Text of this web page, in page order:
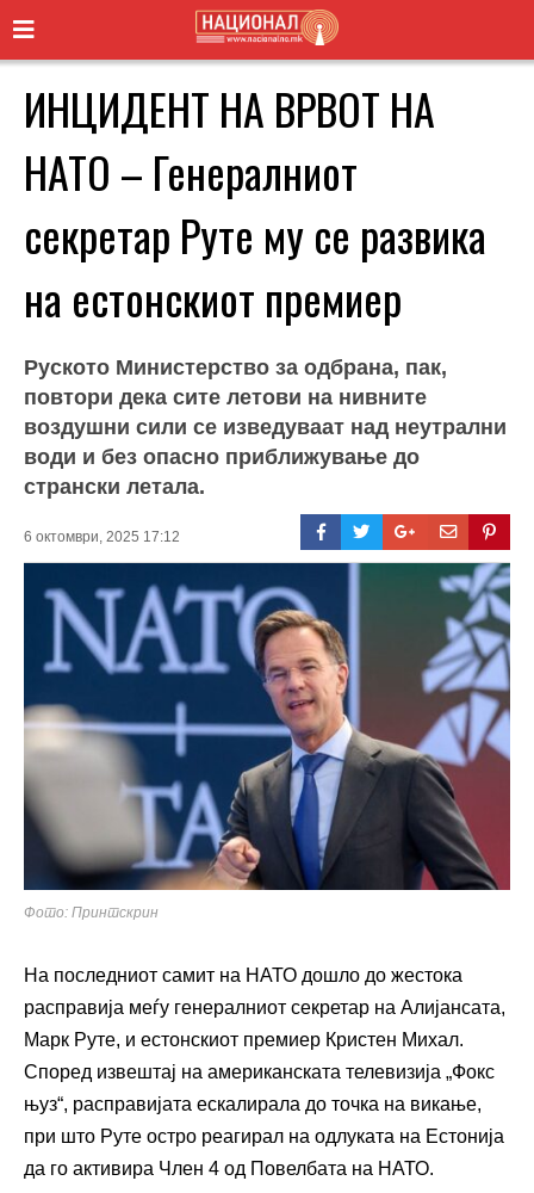
ИНЦИДЕНТ НА ВРВОТ НА
НАТО – Генералниот
секретар Руте му се развика
на естонскиот премиер
Руското Министерство за одбрана, пак,
повтори дека сите летови на нивните
воздушни сили се изведуваат над неутрални
води и без опасно приближување до
странски летала.
6 октомври, 2025 17:12
Фото: Принтскрин
На последниот самит на НАТО дошло до жестока
расправија меѓу генералниот секретар на Алијансата,
Марк Руте, и естонскиот премиер Кристен Михал.
Според извештај на американската телевизија „Фокс
њуз“, расправијата ескалирала до точка на викање,
при што Руте остро реагирал на одлуката на Естонија
да го активира Член 4 од Повелбата на НАТО.